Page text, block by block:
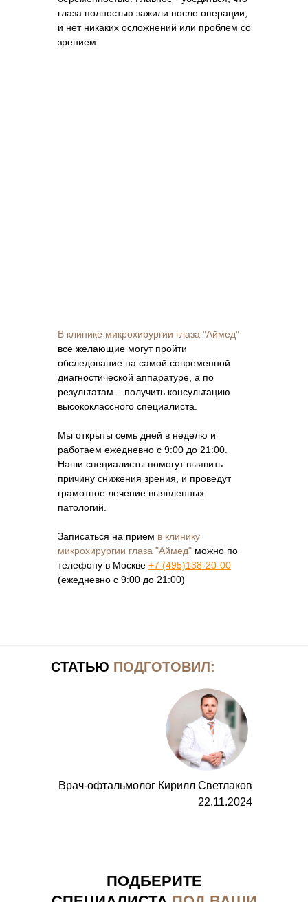
глаза полностью зажили после операции,
и нет никаких осложнений или проблем со
зрением.
В клинике микрохирургии глаза "Аймед"
все желающие могут пройти
обследование на самой современной
диагностической аппаратуре, а по
результатам – получить консультацию
высококлассного специалиста.
Мы открыты семь дней в неделю и
работаем ежедневно с 9:00 до 21:00.
Наши специалисты помогут выявить
причину снижения зрения, и проведут
грамотное лечение выявленных
патологий.
Записаться на прием в клинику
микрохирургии глаза "Аймед" можно по
телефону в Москве +7 (495)138-20-00
(ежедневно с 9:00 до 21:00)
Врач-офтальмолог Кирилл Светлаков
22.11.2024
СТАТЬЮ ПОДГОТОВИЛ:
ПОДБЕРИТЕ